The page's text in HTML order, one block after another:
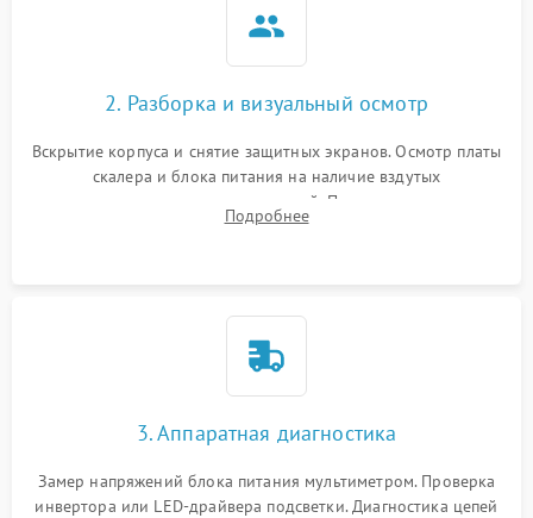
2. Разборка и визуальный осмотр
Вскрытие корпуса и снятие защитных экранов. Осмотр платы
скалера и блока питания на наличие вздутых
конденсаторов, прогаров, окислений. Проверка надежности
контактов и целостности шлейфов матрицы.
Подробнее
3. Аппаратная диагностика
Замер напряжений блока питания мультиметром. Проверка
инвертора или LED-драйвера подсветки. Диагностика цепей